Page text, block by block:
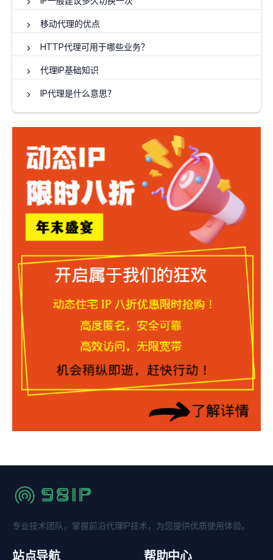
移动代理的优点
HTTP代理可用于哪些业务？
代理IP基础知识
IP代理是什么意思？
专业技术团队，掌握前沿代理IP技术，为您提供优质使用体验。
站点导航 帮助中心